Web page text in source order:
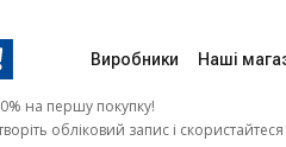
Виробники Наші
на першу покупку!
обліковий запис і